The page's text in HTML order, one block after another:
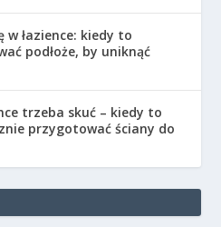
w łazience: kiedy to
podłoże, by uniknąć
trzeba skuć – kiedy to
przygotować ściany do